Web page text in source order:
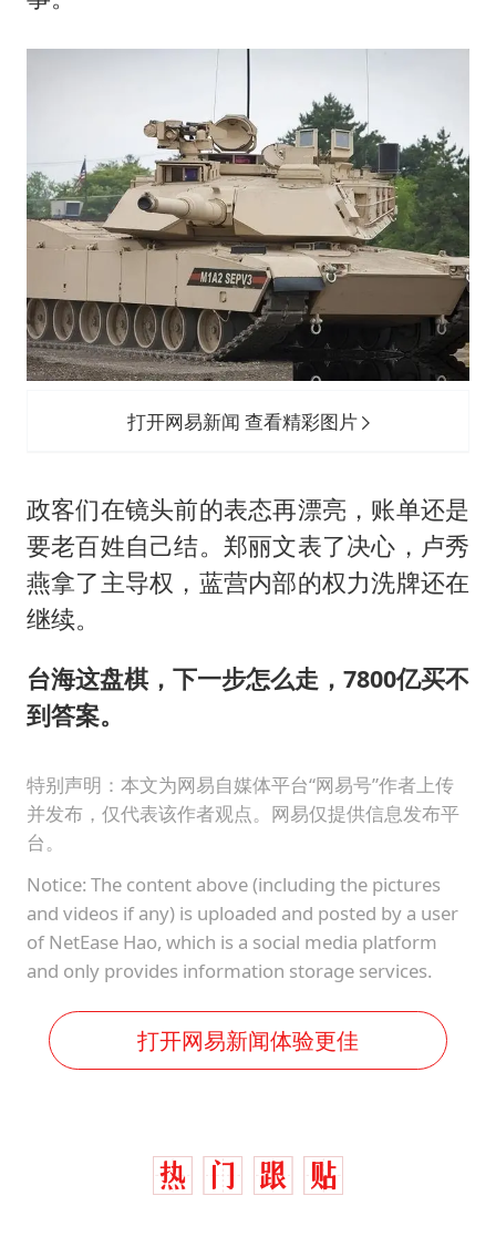
打开网易新闻 查看精彩图片
政客们在镜头前的表态再漂亮，账单还是
要老百姓自己结。郑丽文表了决心，卢秀
燕拿了主导权，蓝营内部的权力洗牌还在
继续。
台海这盘棋，下一步怎么走，7800亿买不
到答案。
特别声明：本文为网易自媒体平台“网易号”作者上传
并发布，仅代表该作者观点。网易仅提供信息发布平
台。
Notice: The content above (including the pictures
and videos if any) is uploaded and posted by a user
of NetEase Hao, which is a social media platform
and only provides information storage services.
打开网易新闻体验更佳